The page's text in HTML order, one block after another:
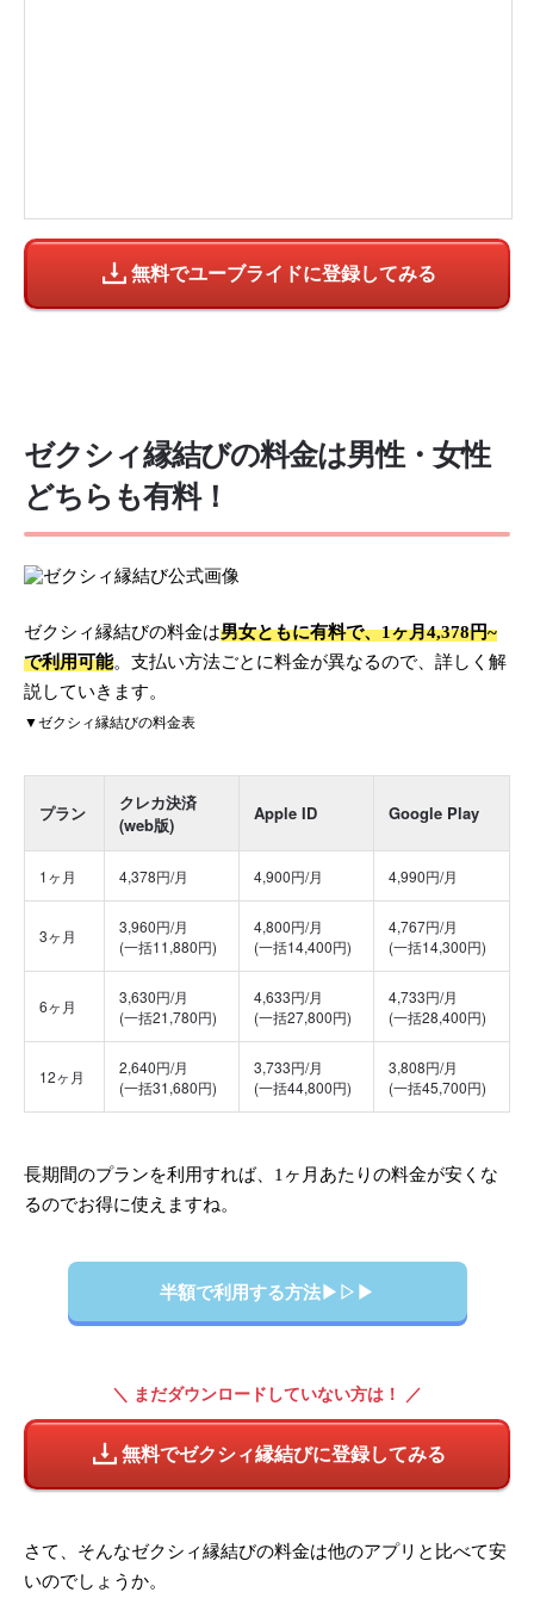
無料でユーブライドに登録してみる
ゼクシィ縁結びの料金は男性・女性
どちらも有料！
ゼクシィ縁結びの料金は男女ともに有料で、1ヶ月4,378円~
で利用可能。支払い方法ごとに料金が異なるので、詳しく解
説していきます。
▼ゼクシィ縁結びの料金表
プラン
クレカ決済
(web版)
Apple ID Google Play
1ヶ月 4,378円/月 4,900円/月 4,990円/月
3ヶ月
3,960円/月
(一括11,880円)
4,800円/月
(一括14,400円)
4,767円/月
(一括14,300円)
6ヶ月
3,630円/月
(一括21,780円)
4,633円/月
(一括27,800円)
4,733円/月
(一括28,400円)
12ヶ月
2,640円/月
(一括31,680円)
3,733円/月
(一括44,800円)
3,808円/月
(一括45,700円)
長期間のプランを利用すれば、1ヶ月あたりの料金が安くな
るのでお得に使えますね。
半額で利用する方法▶︎▷▶︎
＼ まだダウンロードしていない方は！ ／
無料でゼクシィ縁結びに登録してみる
さて、そんなゼクシィ縁結びの料金は他のアプリと比べて安
いのでしょうか。